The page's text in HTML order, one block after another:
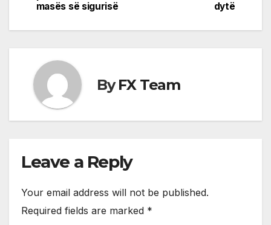
navigation
dytë
masës së sigurisë
ByFX Team
Leave a Reply
Your email address will not be published.
Required fields are marked *